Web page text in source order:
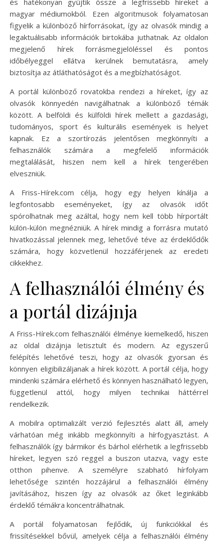
magyar médiumokból. Ezen algoritmusok folyamatosan
figyelik a különböző hírforrásokat, így az olvasók mindig a
legaktuálisabb információk birtokába juthatnak. Az oldalon
megjelenő hírek forrásmegjelöléssel és pontos
időbélyeggel ellátva kerülnek bemutatásra, amely
biztosítja az átláthatóságot és a megbízhatóságot.
A portál különböző rovatokba rendezi a híreket, így az
olvasók könnyedén navigálhatnak a különböző témák
között. A belföldi és külföldi hírek mellett a gazdasági,
tudományos, sport és kulturális események is helyet
kapnak. Ez a szortírozás jelentősen megkönnyíti a
felhasználók számára a megfelelő információk
megtalálását, hiszen nem kell a hírek tengerében
elveszniük.
A Friss-Hírek.com célja, hogy egy helyen kínálja a
legfontosabb eseményeket, így az olvasók időt
spórolhatnak meg azáltal, hogy nem kell több hírportált
külön-külön megnézniük. A hírek mindig a forrásra mutató
hivatkozással jelennek meg, lehetővé téve az érdeklődők
számára, hogy közvetlenül hozzáférjenek az eredeti
cikkekhez.
A felhasználói élmény és
a portál dizájnja
A Friss-Hírek.com felhasználói élménye kiemelkedő, hiszen
az oldal dizájnja letisztult és modern. Az egyszerű
felépítés lehetővé teszi, hogy az olvasók gyorsan és
könnyen eligibilizáljanak a hírek között. A portál célja, hogy
mindenki számára elérhető és könnyen használható legyen,
függetlenül attól, hogy milyen technikai háttérrel
rendelkezik.
A mobilra optimalizált verzió fejlesztés alatt áll, amely
várhatóan még inkább megkönnyíti a hírfogyasztást. A
felhasználók így bármikor és bárhol elérhetik a legfrissebb
híreket, legyen szó reggel a buszon utazva, vagy este
otthon pihenve. A személyre szabható hírfolyam
lehetősége szintén hozzájárul a felhasználói élmény
javításához, hiszen így az olvasók az őket leginkább
érdeklő témákra koncentrálhatnak.
A portál folyamatosan fejlődik, új funkciókkal és
frissítésekkel bővül, amelyek célja a felhasználói élmény